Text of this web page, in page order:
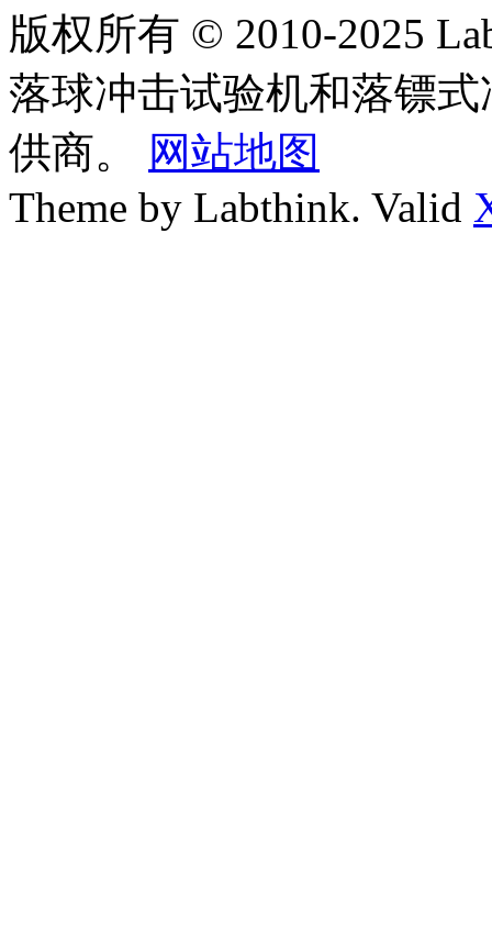
版权所有 © 2010-2025
落球冲击试验机和落镖
供商。
网站地图
Theme by Labthink. Valid